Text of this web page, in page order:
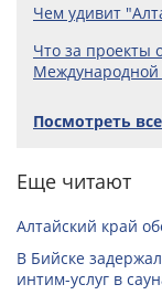
Чем удивит
Что за проекты
Международной
Посмотреть
Еще читают
Алтайский край
В Бийске
интим-услуг в